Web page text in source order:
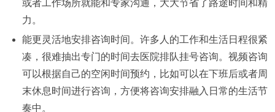
或者工作场所就能和专家沟通，大大节省了路途时间和精
力。
能更灵活地安排咨询时间。许多人的工作和生活日程很紧
凑，很难抽出专门的时间去医院排队挂号咨询。视频咨询
可以根据自己的空闲时间预约，比如可以在下班后或者周
末休息时间进行咨询，方便将咨询安排融入日常的生活节
奏中。